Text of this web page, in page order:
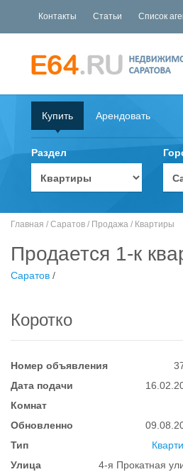
Контакты Статьи Список
Купить Арендовать
Раздел
Главная / Саратов / Продажа / Квартиры
Продается 1-к
Саратов /
Коротко
Номер объявления
Дата подачи
Комнат
Обновленно
Тип
Улица
4-я Прокатная